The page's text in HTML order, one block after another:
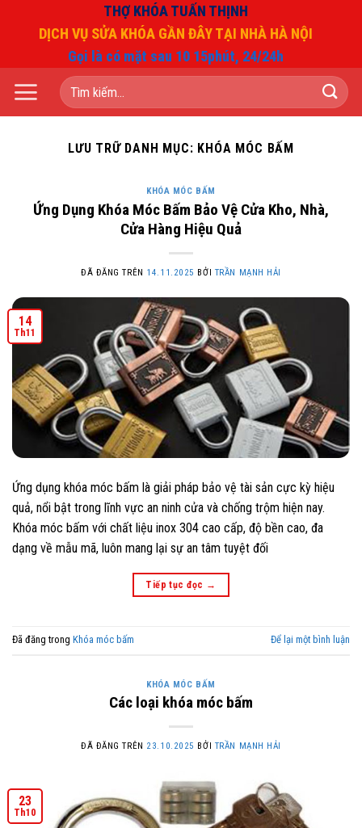
dung
THỢ KHÓA TUẤN THỊNH
DỊCH VỤ SỬA KHÓA GẦN ĐÂY TẠI NHÀ HÀ NỘI
Gọi là có mặt sau 10 15phút, 24/24h
Tìm
kiếm:
LƯU TRỮ DANH MỤC: KHÓA MÓC BẤM
KHÓA MÓC BẤM
Ứng Dụng Khóa Móc Bấm Bảo Vệ Cửa Kho, Nhà,
Cửa Hàng Hiệu Quả
ĐÃ ĐĂNG TRÊN 14.11.2025 BỞI TRẦN MẠNH HẢI
14
Th11
Ứng dụng khóa móc bấm là giải pháp bảo vệ tài sản cực kỳ hiệu
quả, nổi bật trong lĩnh vực an ninh cửa và chống trộm hiện nay.
Khóa móc bấm với chất liệu inox 304 cao cấp, độ bền cao, đa
dạng về mẫu mã, luôn mang lại sự an tâm tuyệt đối
Tiếp tục đọc →
Đã đăng trong Khóa móc bấm Để lại một bình luận
KHÓA MÓC BẤM
Các loại khóa móc bấm
ĐÃ ĐĂNG TRÊN 23.10.2025 BỞI TRẦN MẠNH HẢI
23
Th10